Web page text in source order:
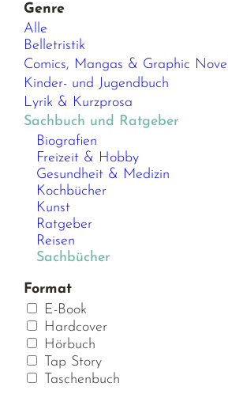
Genre
Alle
Belletristik
Comics, Mangas & Graphic
Kinder- und Jugendbuch
Lyrik & Kurzprosa
Sachbuch und Ratgeber
Biografien
Freizeit & Hobby
Gesundheit & Medizin
Kochbücher
Kunst
Ratgeber
Reisen
Sachbücher
Format
E-Book
Hardcover
Hörbuch
Tap Story
Taschenbuch